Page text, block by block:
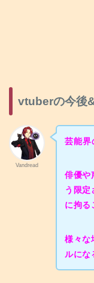
vtuberの今後
Vandread
芸能界
俳優や
う限定
に拘る
様々な
ルにな